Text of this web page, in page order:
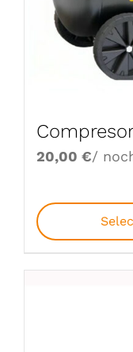
20,00 €/